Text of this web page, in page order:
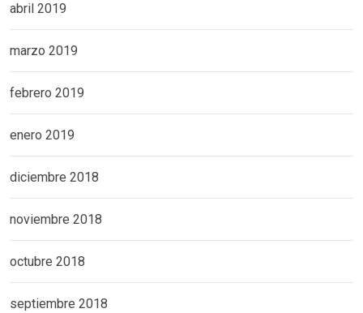
abril 2019
marzo 2019
febrero 2019
enero 2019
diciembre 2018
noviembre 2018
octubre 2018
septiembre 2018